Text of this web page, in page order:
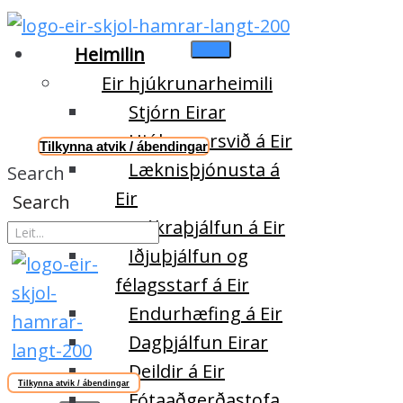
Heimilin
Eir hjúkrunarheimili
Stjórn Eirar
Hjúkrunarsvið á Eir
Læknisþjónusta á
Eir
Sjúkraþjálfun á Eir
Iðjuþjálfun og
félagsstarf á Eir
Endurhæfing á Eir
Dagþjálfun Eirar
Deildir á Eir
Tilkynna atvik / ábendingar
Search
Search
Tilkynna atvik / ábendingar